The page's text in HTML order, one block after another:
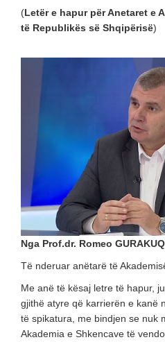
(Letër e hapur për Anetaret e
të Republikës së Shqipërisë)
Nga Prof.dr. Romeo
Të nderuar anëtarë të
Me anë të kësaj letre të hapur,
gjithë atyre që karrierën e kanë
të spikatura, me bindjen se nuk
Akademia e Shkencave të